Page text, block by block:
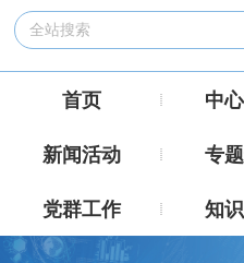
首页 中
新闻活动
专
党群工作
知